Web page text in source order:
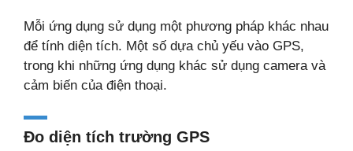
Mỗi ứng dụng sử dụng một phương pháp khác nhau
để tính diện tích. Một số dựa chủ yếu vào GPS,
trong khi những ứng dụng khác sử dụng camera và
cảm biến của điện thoại.
Đo diện tích trường GPS